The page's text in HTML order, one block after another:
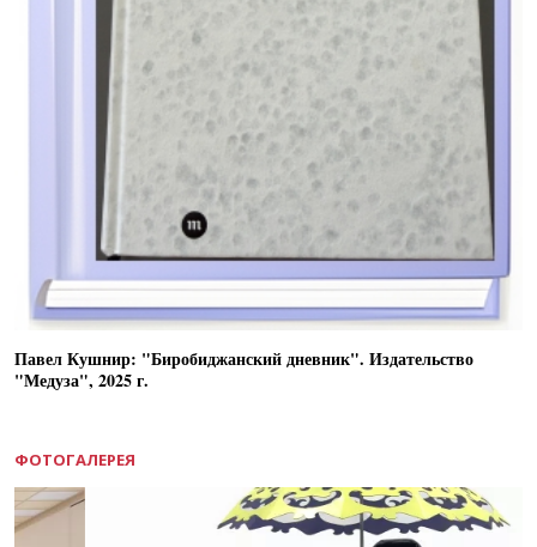
Павел Кушнир: "Биробиджанский дневник". Издательство
"Медуза", 2025 г.
ФОТОГАЛЕРЕЯ